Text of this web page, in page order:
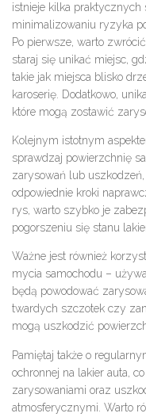
istnieje kilka praktycznych
minimalizowaniu ryzyka
Po pierwsze, warto
staraj się unikać miejsc,
takie jak miejsca blisko
karoserię. Dodatkowo,
które mogą zostawić
Kolejnym istotnym
sprawdzaj powierzchnię
zarysowań lub
odpowiednie kroki
rys, warto szybko je
pogorszeniu się stanu
Ważne jest również
mycia samochodu –
będą powodować
twardych szczotek czy
mogą uszkodzić
Pamiętaj także o
ochronnej na lakier auta,
zarysowaniami oraz
atmosferycznymi. Warto